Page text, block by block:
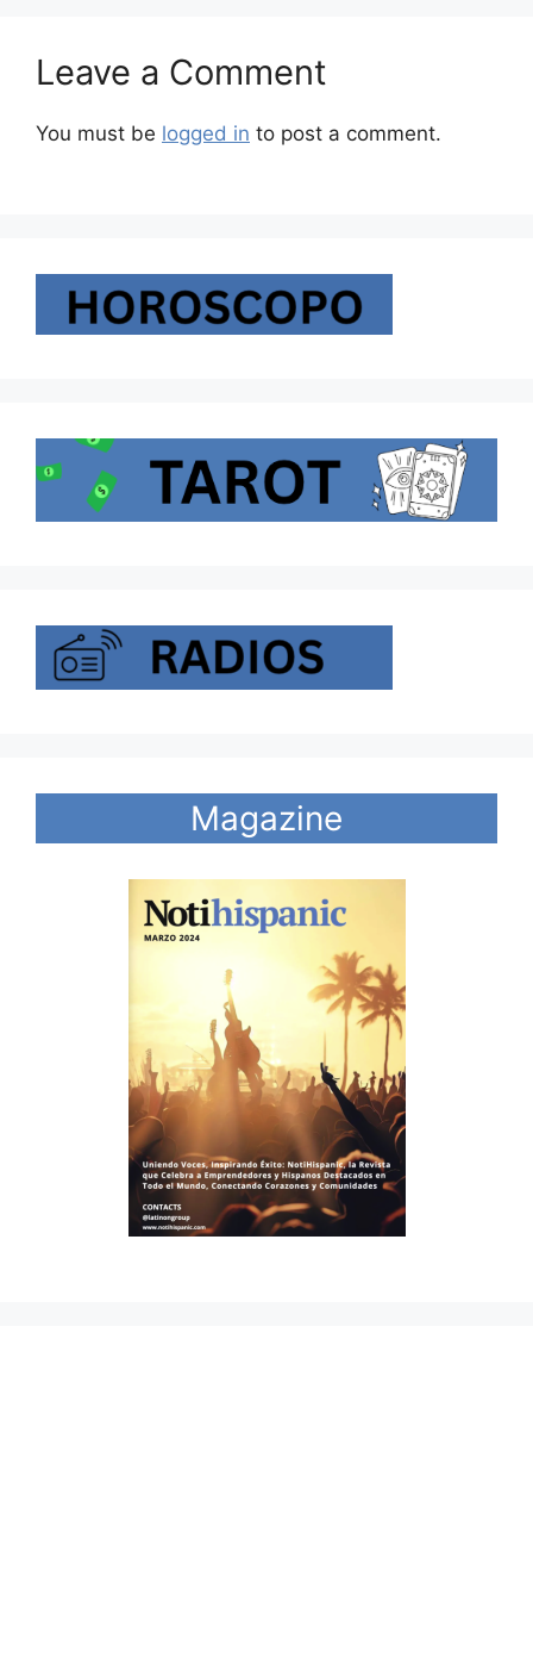
Leave a Comment
You must be logged in to post a comment.
Magazine